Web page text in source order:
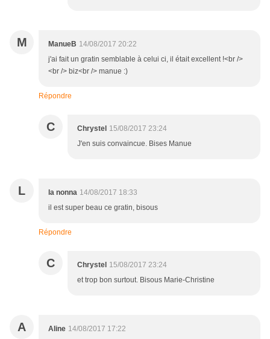
M ManueB 14/08/2017 20:22
j'ai fait un gratin semblable à celui ci, il était excellent !<br />
<br /> biz<br /> manue :)
Répondre
C Chrystel 15/08/2017 23:24
J'en suis convaincue. Bises Manue
L la nonna 14/08/2017 18:33
il est super beau ce gratin, bisous
Répondre
C Chrystel 15/08/2017 23:24
et trop bon surtout. Bisous Marie-Christine
A Aline 14/08/2017 17:22